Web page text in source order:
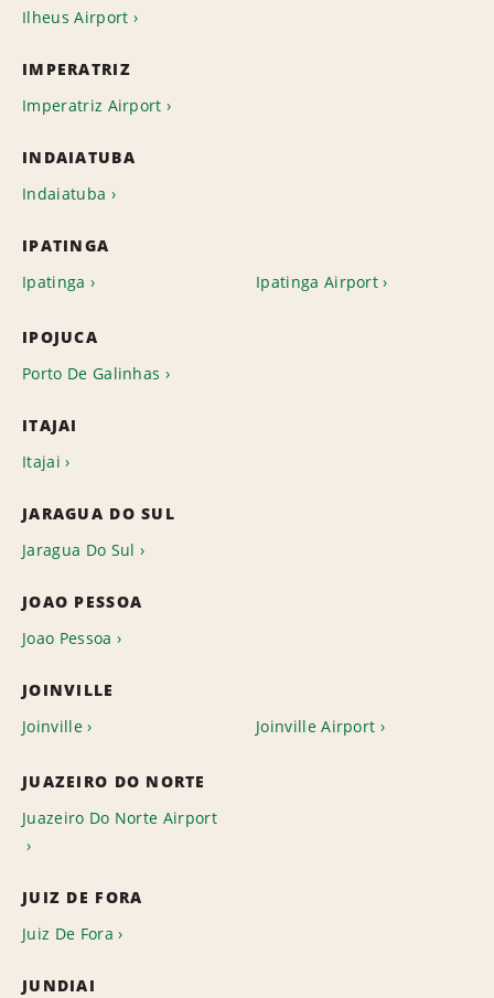
Ilheus Airport
IMPERATRIZ
Imperatriz Airport
INDAIATUBA
Indaiatuba
IPATINGA
Ipatinga
Ipatinga Airport
IPOJUCA
Porto De Galinhas
ITAJAI
Itajai
JARAGUA DO SUL
Jaragua Do Sul
JOAO PESSOA
Joao Pessoa
JOINVILLE
Joinville
Joinville Airport
JUAZEIRO DO NORTE
Juazeiro Do Norte Airport
JUIZ DE FORA
Juiz De Fora
JUNDIAI